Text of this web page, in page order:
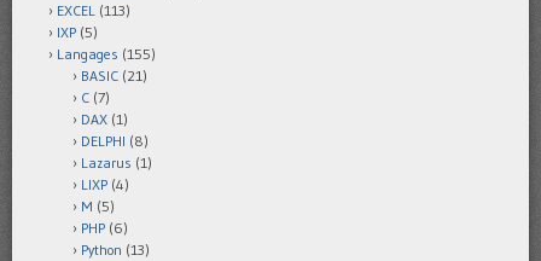
EXCEL (113)
IXP (5)
Langages (155)
BASIC (21)
C (7)
DAX (1)
DELPHI (8)
Lazarus (1)
LIXP (4)
M (5)
PHP (6)
Python (13)